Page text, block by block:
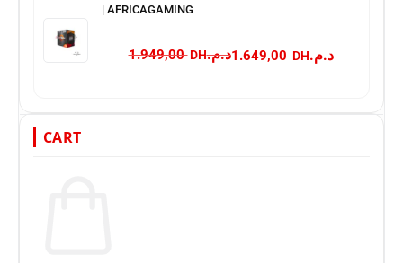
| AFRICAGAMING
د.م. 1.949,00 د.م.
CART